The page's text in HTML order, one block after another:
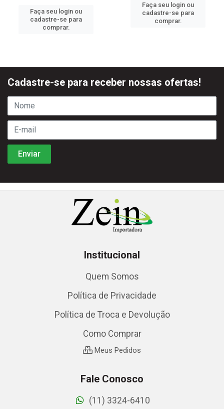
Faça seu login ou
cadastre-se para
comprar.
Faça seu login ou
cadastre-se para
comprar.
Cadastre-se para receber nossas ofertas!
Institucional
Quem Somos
Política de Privacidade
Política de Troca e Devolução
Como Comprar
Meus Pedidos
Fale Conosco
(11) 3324-6410